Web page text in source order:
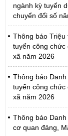
ngành kỳ tuyển
chuyển đổi số
Thông báo
tuyển công chức
xã năm 2026
Thông báo
tuyển công chức
xã năm 2026
Thông báo
cơ quan đảng,